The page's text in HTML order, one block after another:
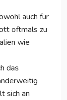
auch für
oftmals zu
wie
das
sich an